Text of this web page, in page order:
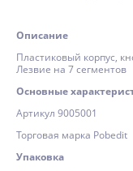
Описание
Пластиковый корпус,
Лезвие на 7 сегментов
Основные
Артикул 9005001
Торговая марка Pobedit
Упаковка